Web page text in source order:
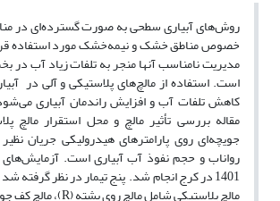
روش‌های آبیاری سطحی به صورت گسترده‌ای در
خصوص مناطق خشک و نیمه‌خشک مورد استفاده
مدیریت نامناسب آنها منجر به تلفات زیاد آب
است. استفاده از مالچ‌های پلاستیکی و آلی در
کاهش تلفات آب و افزایش راندمان آبیاری
مقاله بررسی تأثیر مالچ و محل استقرار مالچ
جویچه‌ای روی پارامترهای هیدرولیکی جریان
رواناب و حجم نفوذ آب آبیاری است.
1401 در کرج انجام شد. پنج تیمار در نظر گرفته